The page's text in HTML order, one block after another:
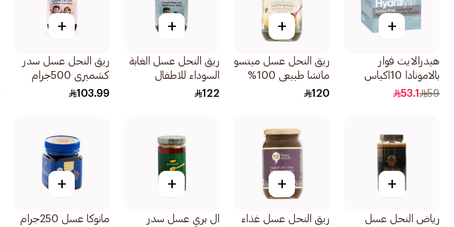
+
هيدرالايت فوار
بالامونادا 10اكياس
59
53.1
+
ريق النحل عسل ميتسو
ماتشا طبيعي 100%
500جرام
120
+
ريق النحل عسل الغابة
السوداء للاطفال
500جرام
122
+
ريق النحل عسل سدر
كشميري 500جرام
103.99
+
رياض النحل عسل
+
ريق النحل عسل غذاء
+
ال بري عسل سدر
+
مانوكا عسل 250جرام